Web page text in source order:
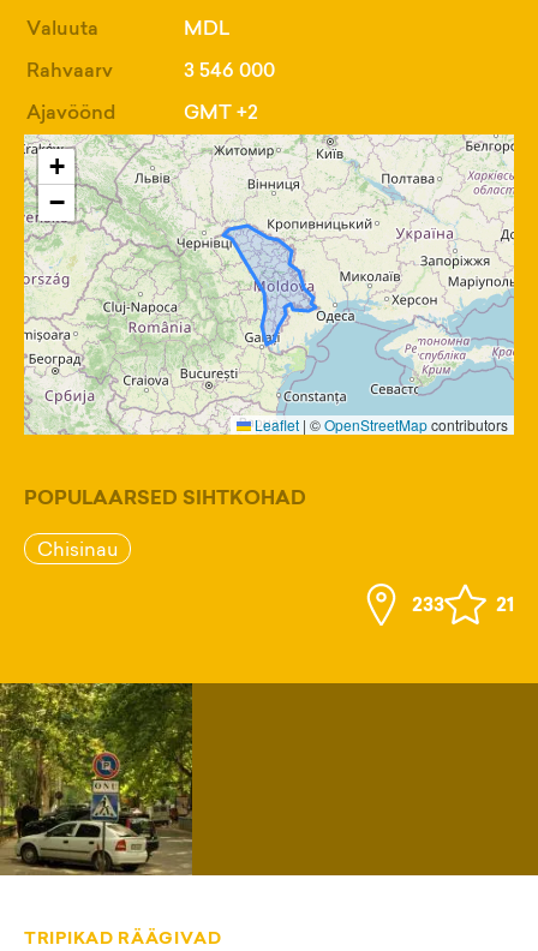
Valuuta
MDL
Rahvaarv
3 546 000
Ajavöönd
GMT +2
+
−
Leaflet | ©OpenStreetMapcontributors
POPULAARSED SIHTKOHAD
Chisinau
233 21
TRIPIKAD RÄÄGIVAD